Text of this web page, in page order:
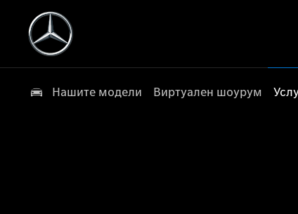
Нашите модели Виртуален шоурум